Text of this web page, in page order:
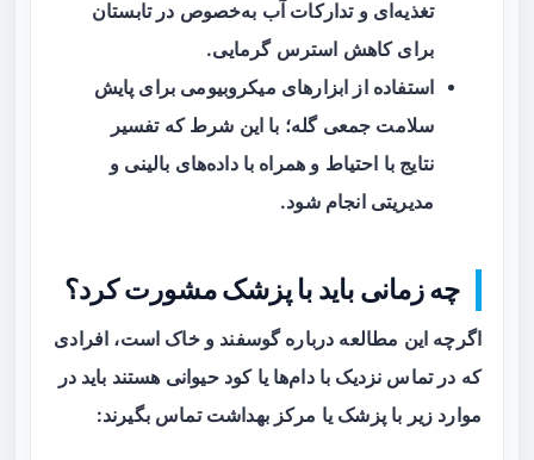
تغذیه‌ای و تدارکات آب به‌خصوص در تابستان
برای کاهش استرس گرمایی.
استفاده از ابزارهای میکروبیومی برای پایش
سلامت جمعی گله؛ با این شرط که تفسیر
نتایج با احتیاط و همراه با داده‌های بالینی و
مدیریتی انجام شود.
چه زمانی باید با پزشک مشورت کرد؟
اگرچه این مطالعه درباره گوسفند و خاک است، افرادی
که در تماس نزدیک با دام‌ها یا کود حیوانی هستند باید در
موارد زیر با پزشک یا مرکز بهداشت تماس بگیرند: